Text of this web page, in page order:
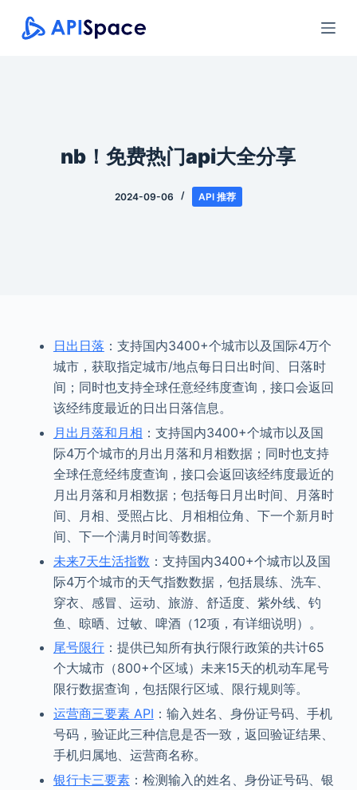
跳
过
nb！免费热门api大全分享
2024-09-06 API 推荐
日出日落 ：支持国内3400+个城市以及国际4万个
城市，获取指定城市/地点每日日出时间、日落时
间；同时也支持全球任意经纬度查询，接口会返回
该经纬度最近的日出日落信息。
月出月落和月相 ：支持国内3400+个城市以及国
际4万个城市的月出月落和月相数据；同时也支持
全球任意经纬度查询，接口会返回该经纬度最近的
月出月落和月相数据；包括每日月出时间、月落时
间、月相、受照占比、月相相位角、下一个新月时
间、下一个满月时间等数据。
未来7天生活指数 ：支持国内3400+个城市以及国
际4万个城市的天气指数数据，包括晨练、洗车、
穿衣、感冒、运动、旅游、舒适度、紫外线、钓
鱼、晾晒、过敏、啤酒（12项，有详细说明）。
尾号限行：提供已知所有执行限行政策的共计65
个大城市（800+个区域）未来15天的机动车尾号
限行数据查询，包括限行区域、限行规则等。
运营商三要素 API ：输入姓名、身份证号码、手机
号码，验证此三种信息是否一致，返回验证结果、
手机归属地、运营商名称。
银行卡三要素：检测输入的姓名、身份证号码、银